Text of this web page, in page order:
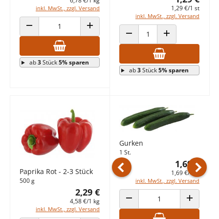
inkl. MwSt., zzgl. Versand
ANZAHL VERRINGERN ANZAHL ERHÖHEN
ab3Stück5% sparen
5% sparen
1,29 €/1 st
inkl. MwSt., zzgl. Versand
ANZAHL VERRINGERNANZAHL ERHÖHEN
ab3Stück5% sparen
Paprika Rot - 2-3 Stück
500 g
2,29 €
4,58 €/1 kg
inkl. MwSt., zzgl. Versand
Gurken
1 St.
1,69 €
1,69 €/1 st
inkl. MwSt., zzgl. Versand
ANZAHL VERRINGERN ANZAHL
Vorheriges Produkt